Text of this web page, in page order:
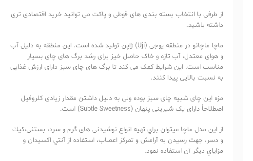
از طرفی با انتخاب بسته بندی های قوطی و پاکت می توانید خرید اقتصادی تری
داشته باشید.
ماچا ماچانو در منطقه یوجی (Uji) ژاپن تولید شده است. این منطقه به دلیل آب
و هوای معتدل، آب تازه و خاک حاصل خیز برای رشد برگ های چای بسیار
مناسب است. این شرایط کمک می کند تا برگ های چای سبز دارای ارزش غذایی
به نسبت بالایی پیدا کنند.
مزه این چای شبیه چای سبز بوده ولی به دلیل داشتن مقدار زیادی کلروفیل
اصطلاحاً دارای یک شیرینی پنهان (Subtle Sweetness) است.
از اين مدل ماچا ميتوان براي تهيه انواع نوشیدنی های گرم و سرد، بستنی،كيك
و دسر، جهت رسيدن به آرامش و تمركز اعصاب، استفاده از آنتي اكسيدان و
مزاياي ديگر آن استفاده نمود.